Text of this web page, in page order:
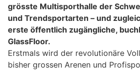
grösste Multisporthalle der
und Trendsportarten – und
erste öffentlich zugängliche,
GlassFloor.
Erstmals wird der revolutionäre
bisher grossen Arenen und